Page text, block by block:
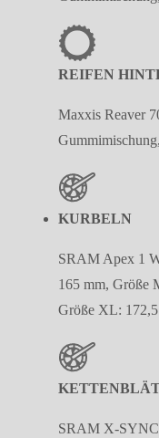
REIFEN
Maxxis Reaver
KURBELN
SRAM Apex 1
165 mm, Größe
Größe XL:
SRAM X-SYNC